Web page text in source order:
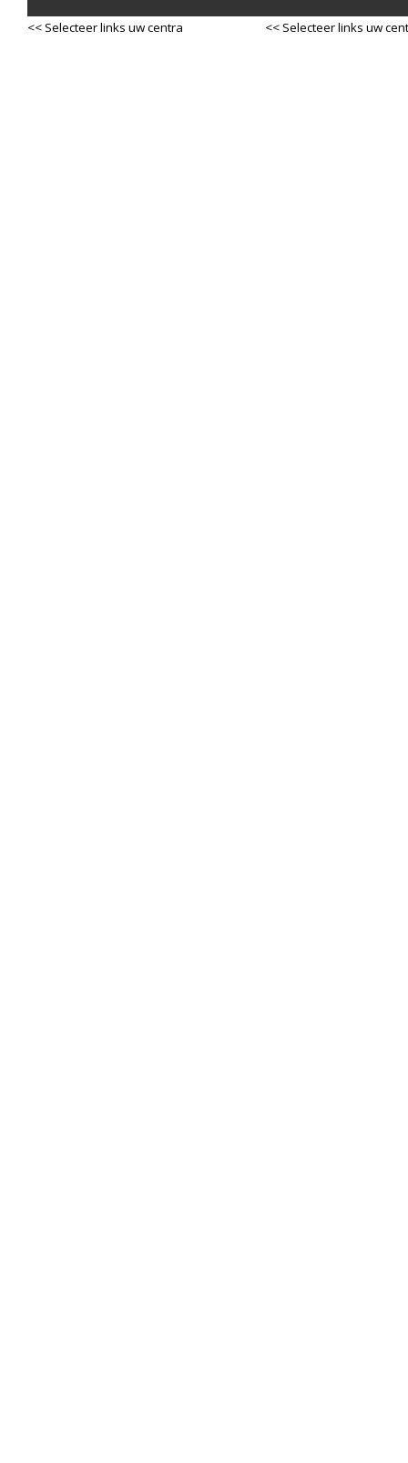
<< Selecteer links uw centra << Selecteer links uw